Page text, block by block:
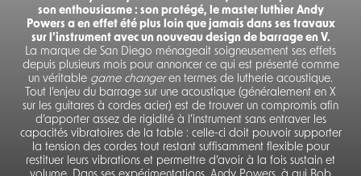
son enthousiasme : son protégé, le master luthier Andy
Powers a en effet été plus loin que jamais dans ses travaux
sur l’instrument avec un nouveau design de barrage en V.
La marque de San Diego ménageait soigneusement ses effets
depuis plusieurs mois pour annoncer ce qui est présenté comme
un véritable game changeren termes de lutherie acoustique.
Tout l’enjeu du barrage sur une acoustique (généralement en X
sur les guitares à cordes acier) est de trouver un compromis afin
d’apporter assez de rigidité à l’instrument sans entraver les
capacités vibratoires de la table : celle-ci doit pouvoir supporter
la tension des cordes tout restant suffisamment flexible pour
restituer leurs vibrations et permettre d’avoir à la fois sustain et